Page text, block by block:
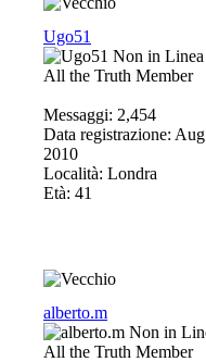
Ugo51
All the Truth Member
Messaggi: 2,454
Data registrazione: Aug
2010
Località: Londra
Età: 41
alberto.m
All the Truth Member